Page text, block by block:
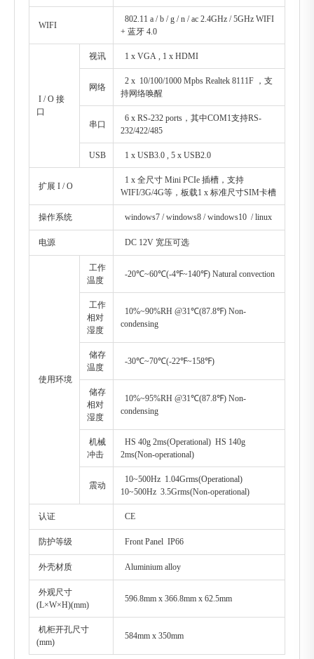
WIFI
802.11 a / b / g / n / ac 2.4GHz / 5GHz WIFI
+ 蓝牙 4.0
I / O 接
口
视讯 1 x VGA , 1 x HDMI
网络
2 x 10/100/1000 Mpbs Realtek 8111F ，支
持网络唤醒
串口
6 x RS-232 ports，其中COM1支持RS-
232/422/485
USB 1 x USB3.0 , 5 x USB2.0
扩展 I / O
1 x 全尺寸 Mini PCIe 插槽，支持
WIFI/3G/4G等，板载1 x 标准尺寸SIM卡槽
操作系统 windows7 / windows8 / windows10 / linux
电源 DC 12V 宽压可选
使用环境
工作
温度
-20℃~60℃(-4℉~140℉) Natural convection
工作
相对
湿度
10%~90%RH @31℃(87.8℉) Non-
condensing
储存
温度
-30℃~70℃(-22℉~158℉)
储存
相对
湿度
10%~95%RH @31℃(87.8℉) Non-
condensing
机械
冲击
HS 40g 2ms(Operational) HS 140g
2ms(Non-operational)
震动
10~500Hz 1.04Grms(Operational)
10~500Hz 3.5Grms(Non-operational)
认证 CE
防护等级 Front Panel IP66
外壳材质 Aluminium alloy
外观尺寸
(L×W×H)(mm)
596.8mm x 366.8mm x 62.5mm
机柜开孔尺寸
(mm)
584mm x 350mm